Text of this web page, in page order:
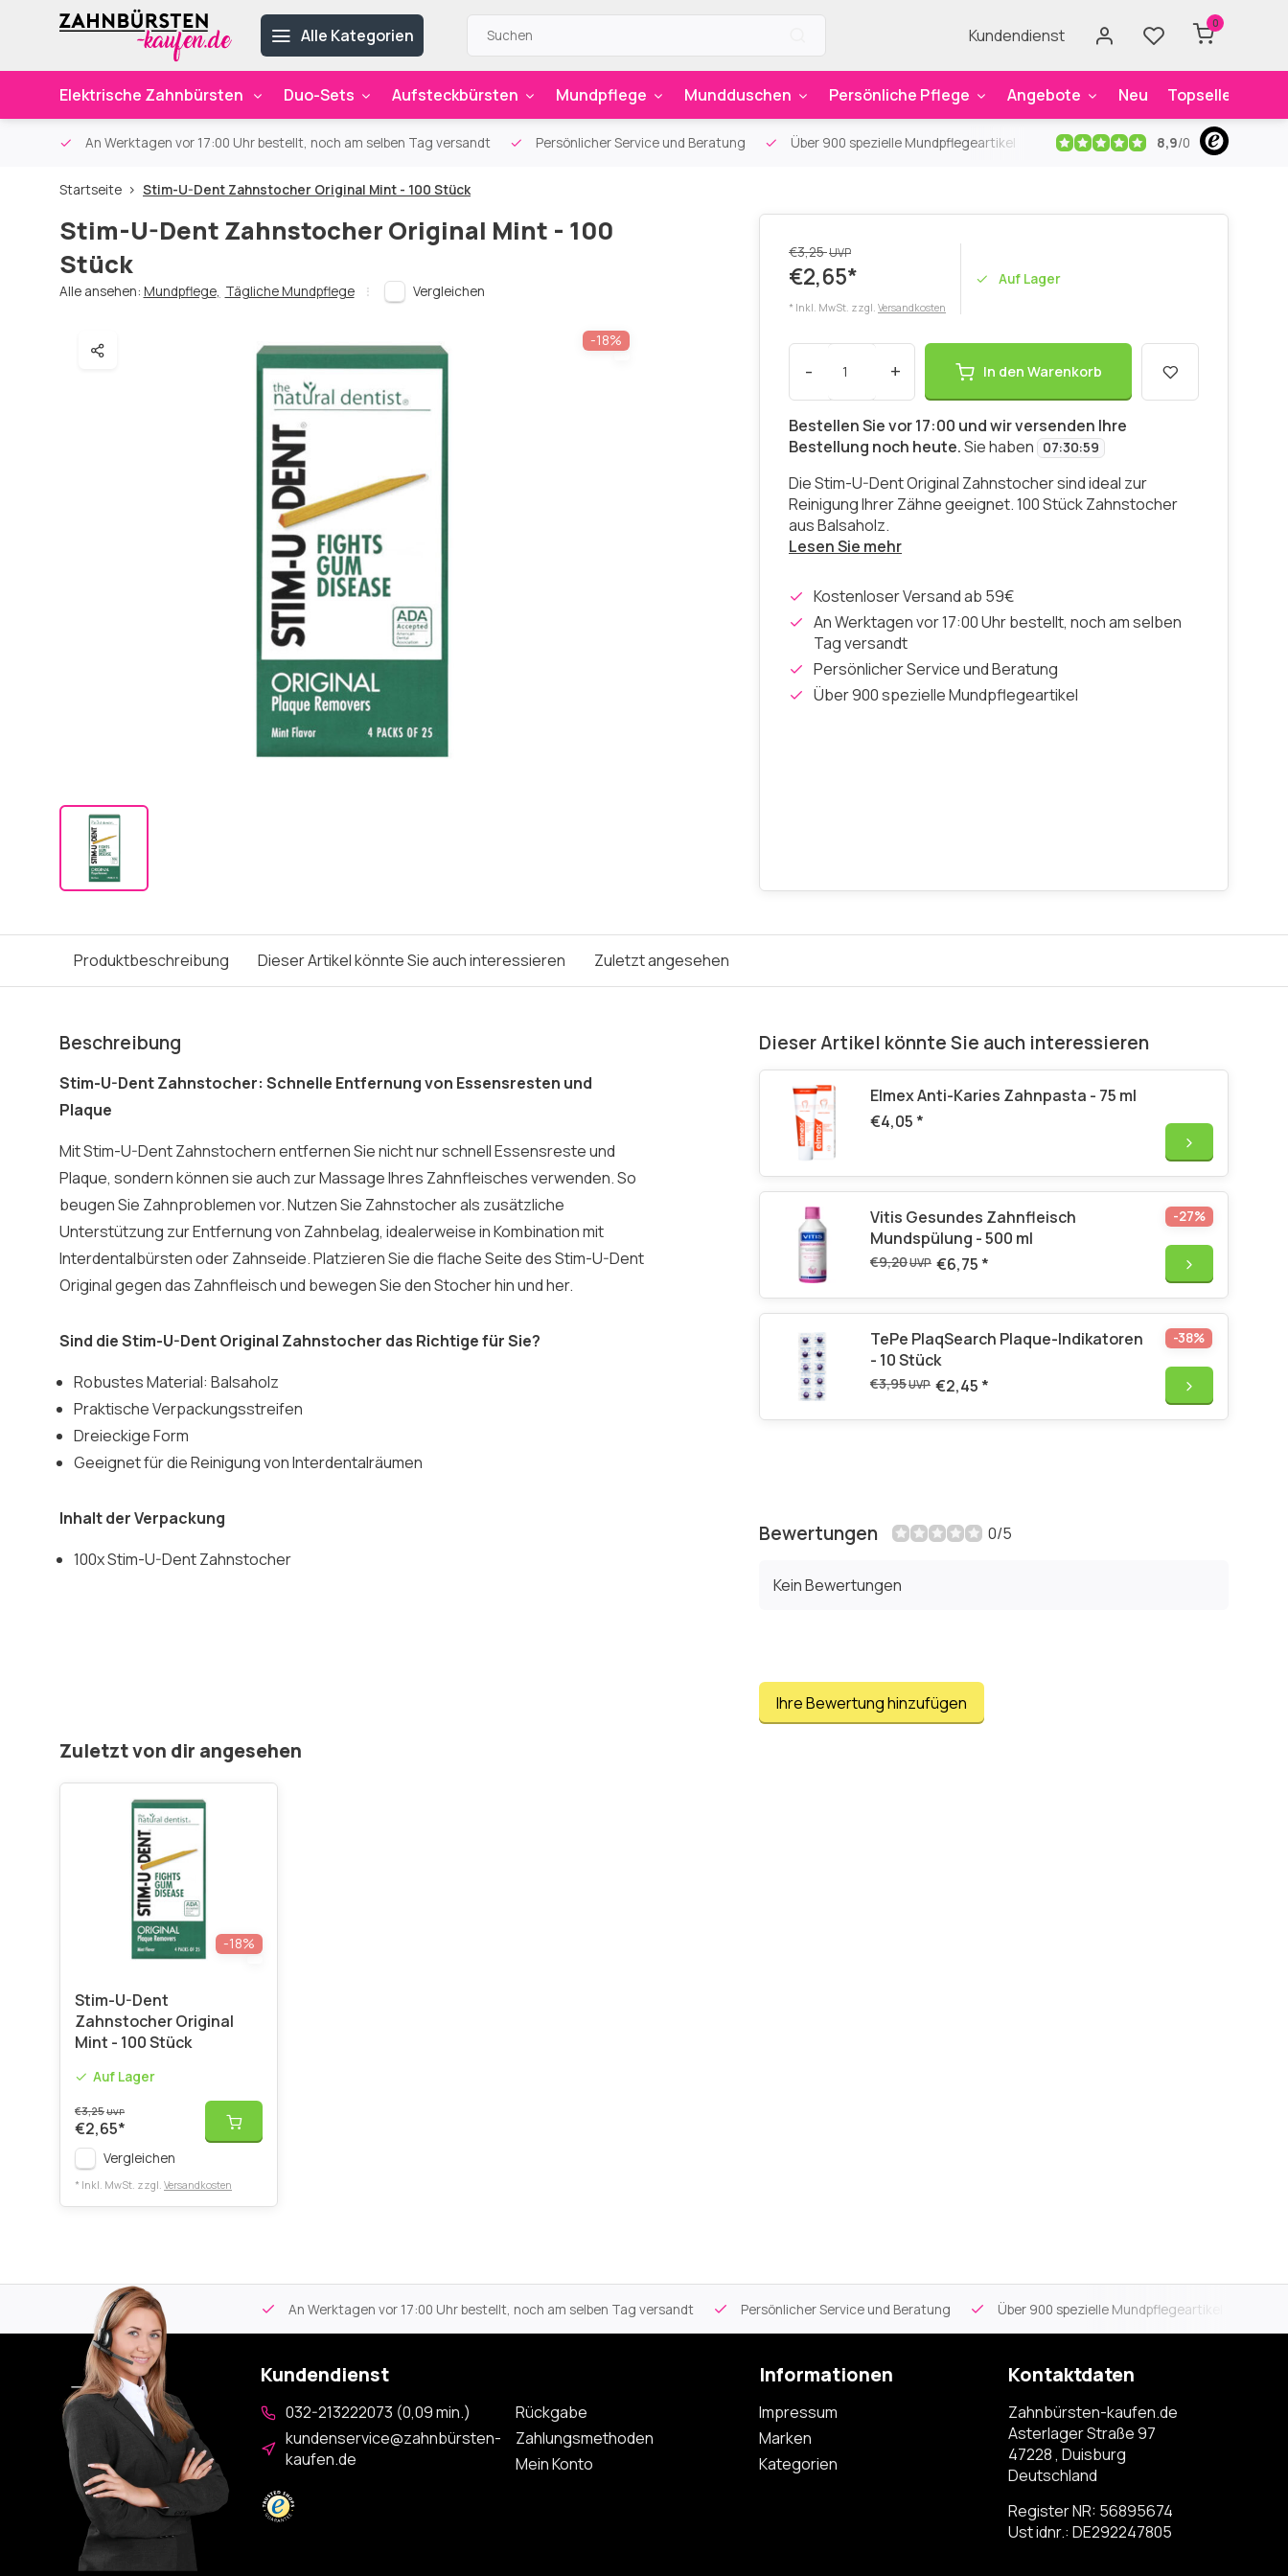
Alle Kategorien Kundendienst
0
Elektrische Zahnbürsten Duo-Sets Aufsteckbürsten Mundpflege Mundduschen Persönliche Pflege Angebote Neu Topseller
An Werktagen vor 17:00 Uhr bestellt, noch am selben Tag versandt Persönlicher Service und Beratung Über 900 spezielle Mundpflegeartikel Kostenloser Versandab 59€
8,9/0
Startseite Stim-U-Dent Zahnstocher Original Mint - 100 Stück
Stim-U-Dent Zahnstocher Original Mint - 100
Stück
Alle ansehen: Mundpflege, Tägliche Mundpflege Vergleichen
-18%
€3,25UVP
€2,65*
* Inkl. MwSt. zzgl. Versandkosten
Auf Lager
- + In den Warenkorb
Bestellen Sie vor 17:00 und wir versenden Ihre
Bestellung noch heute.Sie haben 07:30:59
Die Stim-U-Dent Original Zahnstocher sind ideal zur
Reinigung Ihrer Zähne geeignet. 100 Stück Zahnstocher
aus Balsaholz.
Lesen Sie mehr
Kostenloser Versand ab 59€
An Werktagen vor 17:00 Uhr bestellt, noch am selben
Tag versandt
Persönlicher Service und Beratung
Über 900 spezielle Mundpflegeartikel
Produktbeschreibung Dieser Artikel könnte Sie auch interessieren Zuletzt angesehen
Beschreibung
Stim-U-Dent Zahnstocher: Schnelle Entfernung von Essensresten und
Plaque
Mit Stim-U-Dent Zahnstochern entfernen Sie nicht nur schnell Essensreste und
Plaque, sondern können sie auch zur Massage Ihres Zahnfleisches verwenden. So
beugen Sie Zahnproblemen vor. Nutzen Sie Zahnstocher als zusätzliche
Unterstützung zur Entfernung von Zahnbelag, idealerweise in Kombination mit
Interdentalbürsten oder Zahnseide. Platzieren Sie die flache Seite des Stim-U-Dent
Original gegen das Zahnfleisch und bewegen Sie den Stocher hin und her.
Sind die Stim-U-Dent Original Zahnstocher das Richtige für Sie?
Robustes Material: Balsaholz
Praktische Verpackungsstreifen
Dreieckige Form
Geeignet für die Reinigung von Interdentalräumen
Inhalt der Verpackung
100x Stim-U-Dent Zahnstocher
Dieser Artikel könnte Sie auch interessieren
Elmex Anti-Karies Zahnpasta - 75 ml
€4,05 *
Vitis Gesundes Zahnfleisch
Mundspülung - 500 ml
€9,20UVP €6,75 *
-27%
TePe PlaqSearch Plaque-Indikatoren
- 10 Stück
€3,95UVP €2,45 *
-38%
Bewertungen 0/5
Kein Bewertungen
Ihre Bewertung hinzufügen
Zuletzt von dir angesehen
-18%
Stim-U-Dent
Zahnstocher Original
Mint - 100 Stück
Auf Lager
€3,25UVP
€2,65*
Vergleichen
* Inkl. MwSt. zzgl. Versandkosten
Kostenloser Versand An Werktagen vor 17:00 Uhr bestellt, noch am selben Tag versandt Persönlicher Service und Beratung Über 900 spezielle Mundpflegeartikel
Kundendienst
032-213222073 (0,09 min.)
kundenservice@zahnbürsten-
kaufen.de
Rückgabe
Zahlungsmethoden
Mein Konto
Informationen
Impressum
Marken
Kategorien
Kontaktdaten
Zahnbürsten-kaufen.de
Asterlager Straße 97
47228 , Duisburg
Deutschland
Register NR: 56895674
Ust idnr.: DE292247805